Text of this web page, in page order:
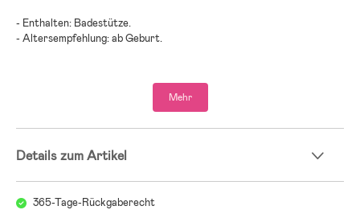
- Enthalten: Badestütze.
- Altersempfehlung: ab Geburt.
Mehr
Details zum Artikel
365-Tage-Rückgaberecht